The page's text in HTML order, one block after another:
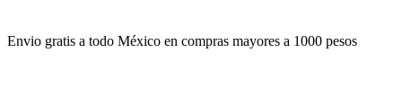
Envio gratis a todo México en compras mayores a 1000 pesos